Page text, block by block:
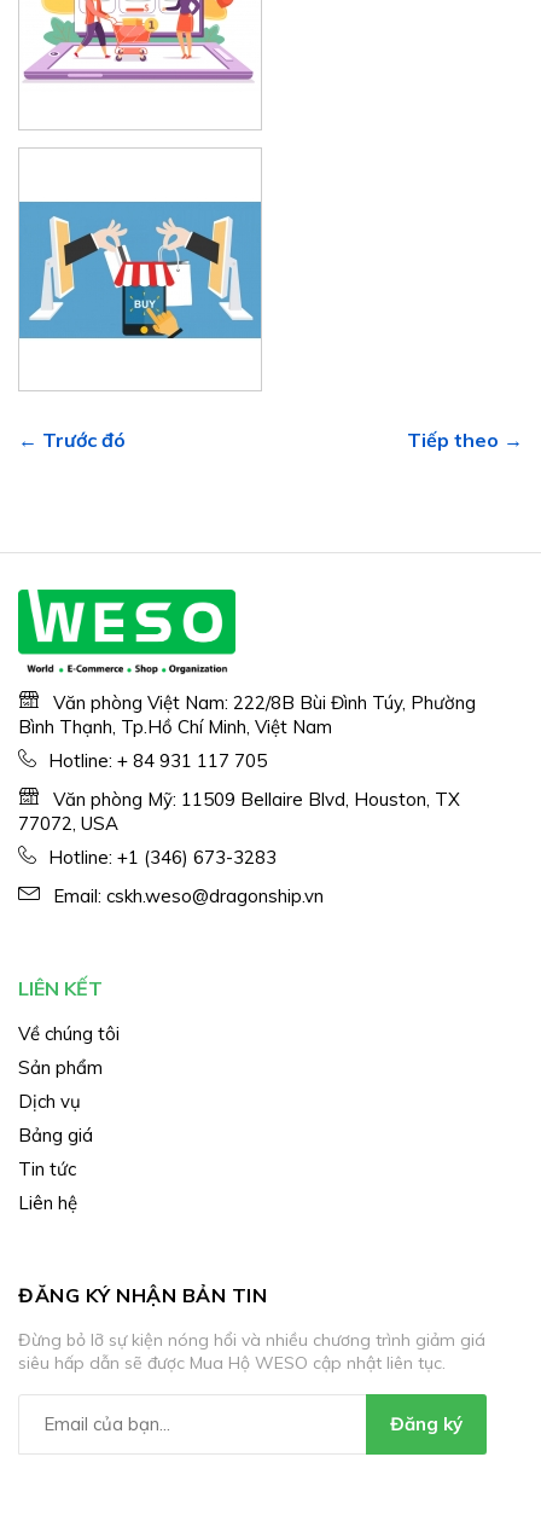
← Trước đó Tiếp theo →
Văn phòng Việt Nam: 222/8B Bùi Đình Túy, Phường
Bình Thạnh, Tp.Hồ Chí Minh, Việt Nam
Hotline: + 84 931 117 705
Văn phòng Mỹ: 11509 Bellaire Blvd, Houston, TX
77072, USA
Hotline: +1 (346) 673-3283
Email: cskh.weso@dragonship.vn
LIÊN KẾT
Về chúng tôi
Sản phẩm
Dịch vụ
Bảng giá
Tin tức
Liên hệ
ĐĂNG KÝ NHẬN BẢN TIN
Đừng bỏ lỡ sự kiện nóng hổi và nhiều chương trình giảm giá
siêu hấp dẫn sẽ được Mua Hộ WESO cập nhật liên tục.
Đăng ký